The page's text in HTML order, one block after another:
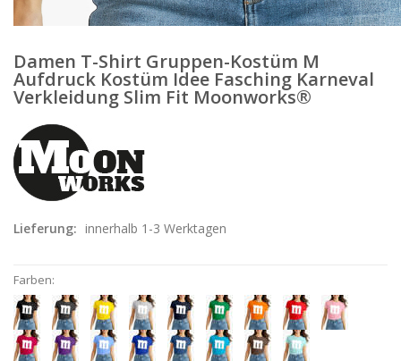
Damen T-Shirt Gruppen-Kostüm M
Aufdruck Kostüm Idee Fasching Karneval
Verkleidung Slim Fit Moonworks®
Lieferung: innerhalb 1-3 Werktagen
Farben: